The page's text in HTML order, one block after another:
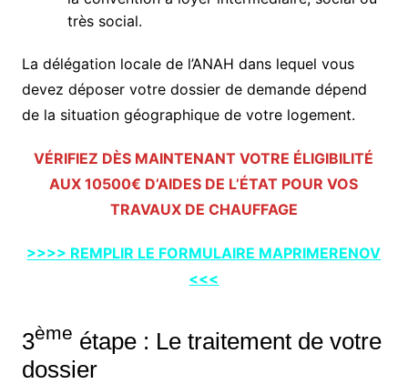
très social.
La délégation locale de l’ANAH dans lequel vous
devez déposer votre dossier de demande dépend
de la situation géographique de votre logement.
VÉRIFIEZ DÈS MAINTENANT VOTRE ÉLIGIBILITÉ
AUX 10500€ D’AIDES DE L’ÉTAT POUR VOS
TRAVAUX DE CHAUFFAGE
>>>> REMPLIR LE FORMULAIRE MAPRIMERENOV
<<<
3ème étape : Le traitement de votre
dossier